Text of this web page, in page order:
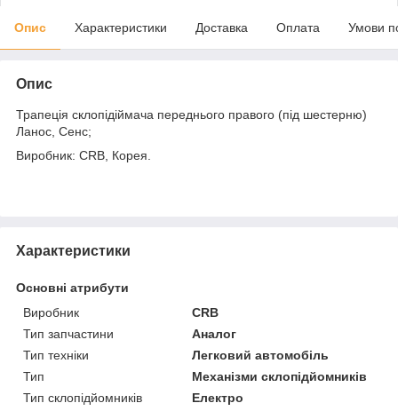
Опис Характеристики Доставка Оплата Умови
Опис
Трапеція склопідіймача переднього правого (під шестерню)
Ланос, Сенс;
Виробник: CRB, Корея.
Характеристики
Основні атрибути
Виробник
CRB
Тип запчастини
Аналог
Тип техніки
Легковий автомобіль
Тип
Механізми склопідйомників
Тип склопідйомників
Електро